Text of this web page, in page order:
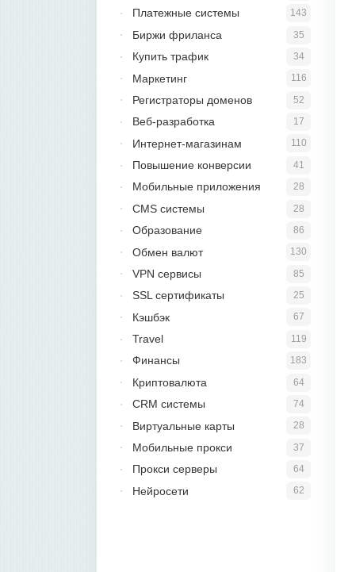
143
Платежные системы
35
Биржи фриланса
34
Купить трафик
116
Маркетинг
52
Регистраторы доменов
17
Веб-разработка
110
Интернет-магазинам
41
Повышение конверсии
28
Мобильные приложения
28
CMS системы
86
Образование
130
Обмен валют
85
VPN сервисы
25
SSL сертификаты
67
Кэшбэк
119
Travel
183
Финансы
64
Криптовалюта
74
CRM системы
28
Виртуальные карты
37
Мобильные прокси
64
Прокси серверы
62
Нейросети